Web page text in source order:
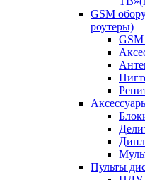
GSM
роутеры)
Пульты